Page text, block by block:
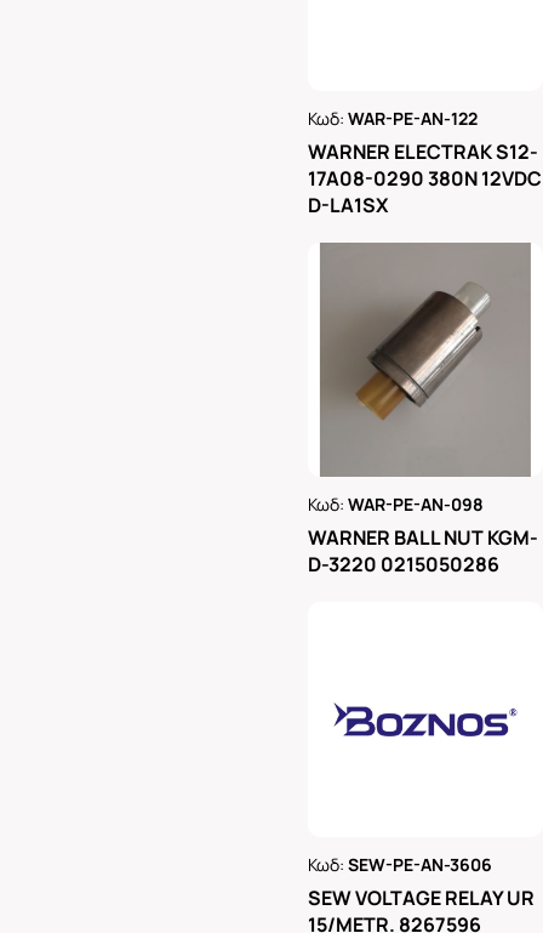
Κωδ:WAR-PE-AN-122
WARNER ELECTRAK S12-
17A08-0290 380N 12VDC
D-LA1SX
Κωδ:WAR-PE-AN-098
WARNER BALL NUT KGM-
D-3220 0215050286
Κωδ:SEW-PE-AN-3606
SEW VOLTAGE RELAY UR
15/METR. 8267596